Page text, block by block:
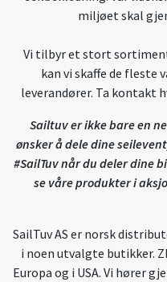
miljøet skal
Vi tilbyr et stort
kan vi skaffe de
leverandører. Ta kontakt
Sailtuv er ikke bare en
ønsker å dele dine
#SailTuv når du deler dine
se våre produkter i
SailTuv AS er norsk
i noen utvalgte butikker.
Europa og i USA. Vi hører